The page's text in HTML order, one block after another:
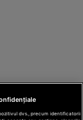
dvs., precum identificatorii